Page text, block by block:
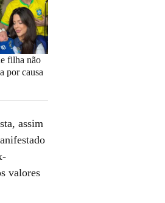
filha não
por causa
assim
valores